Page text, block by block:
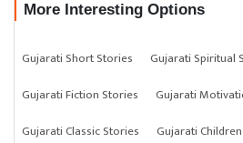
More Interesting Options
Gujarati Short Stories
Gujarati Spiritual
Gujarati Fiction Stories
Gujarati
Gujarati Classic Stories
Gujarati